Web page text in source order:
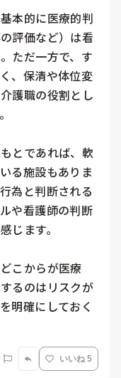
本的に医療的判
評価など）は看
ただ一方で、す
、保清や体位変
護職の役割とし
とであれば、軟
る施設もありま
為と判断される
や看護師の判断
じます。
こからが医療
るのはリスクが
明確にしておく
いいね 5